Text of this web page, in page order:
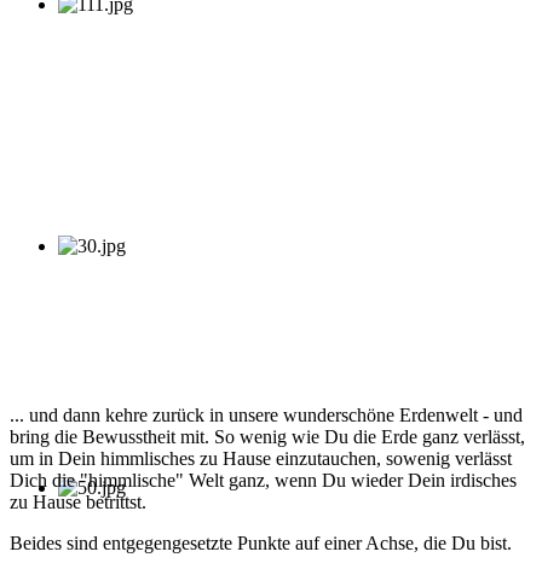
... und dann kehre zurück in unsere wunderschöne Erdenwelt - und
bring die Bewusstheit mit. So wenig wie Du die Erde ganz verlässt,
um in Dein himmlisches zu Hause einzutauchen, sowenig verlässt
Dich die "himmlische" Welt ganz, wenn Du wieder Dein irdisches
zu Hause betrittst.
Beides sind entgegengesetzte Punkte auf einer Achse, die Du bist.